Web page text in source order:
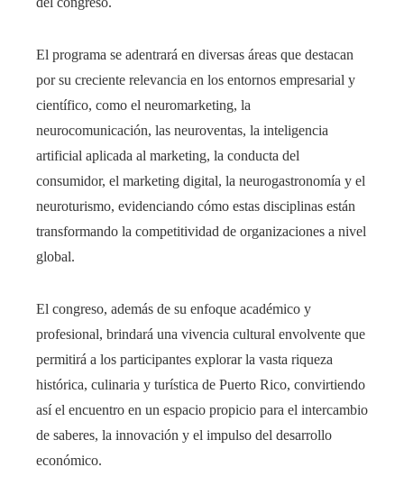
El programa se adentrará en diversas áreas que destacan
por su creciente relevancia en los entornos empresarial y
científico, como el neuromarketing, la
neurocomunicación, las neuroventas, la inteligencia
artificial aplicada al marketing, la conducta del
consumidor, el marketing digital, la neurogastronomía y el
neuroturismo, evidenciando cómo estas disciplinas están
transformando la competitividad de organizaciones a nivel
global.
El congreso, además de su enfoque académico y
profesional, brindará una vivencia cultural envolvente que
permitirá a los participantes explorar la vasta riqueza
histórica, culinaria y turística de Puerto Rico, convirtiendo
así el encuentro en un espacio propicio para el intercambio
de saberes, la innovación y el impulso del desarrollo
económico.